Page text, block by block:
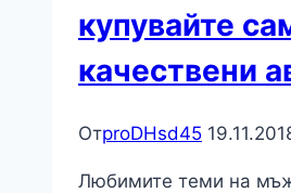
купувайте
качествени
ОтproDHsd45
Любимите теми на